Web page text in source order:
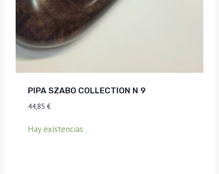
PIPA SZABO COLLECTION N 9
44,85 €
Hay existencias